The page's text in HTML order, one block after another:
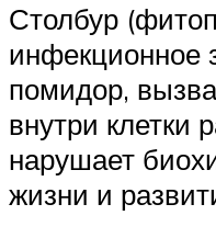
Столбур
инфекционное
помидор,
внутри клетки
нарушает
жизни и